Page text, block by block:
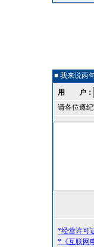
■ 我来说两
用 户：
请各位遵纪
*经营许可
*《互联网